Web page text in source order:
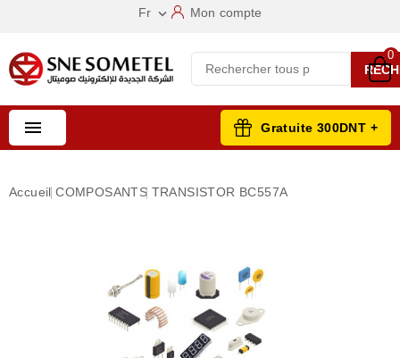
Fr  Mon compte
0
 Gratuite 300DNT +
Accueil COMPOSANTS TRANSISTOR BC557A